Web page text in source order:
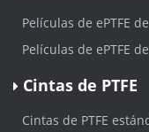
Películas de ePTFE
Películas de ePTFE
Cintas de PTFE
Cintas de PTFE